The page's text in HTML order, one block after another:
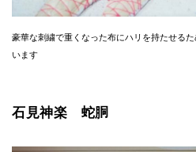
豪華な刺繍で重くなった布にハリを持たせる
います
石見神楽 蛇胴